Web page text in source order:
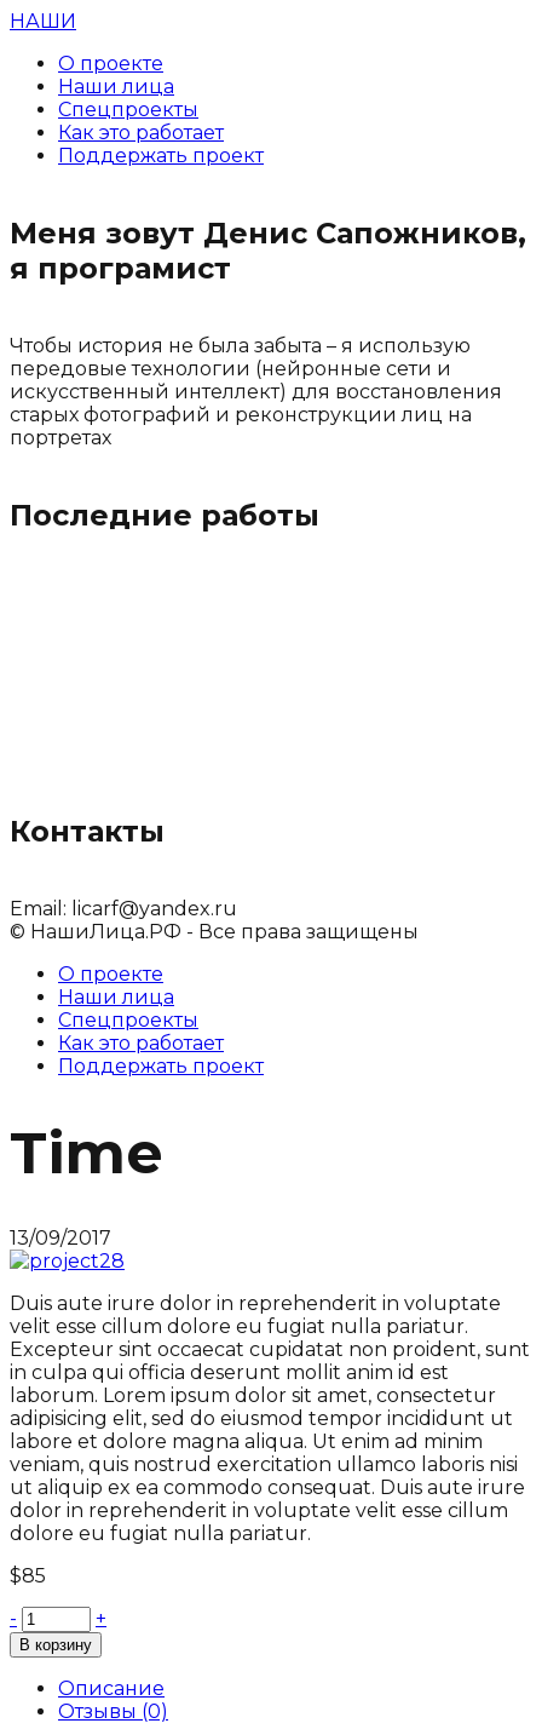
НАШИ
О проекте
Наши лица
Спецпроекты
Как это работает
Поддержать проект
Меня зовут Денис Сапожников,
я програмист
Чтобы история не была забыта – я использую
передовые технологии (нейронные сети и
искусственный интеллект) для восстановления
старых фотографий и реконструкции лиц на
портретах
Последние работы
Контакты
Email: licarf@yandex.ru
© НашиЛица.РФ - Все права защищены
О проекте
Наши лица
Спецпроекты
Как это работает
Поддержать проект
Time
13/09/2017
Duis aute irure dolor in reprehenderit in voluptate
velit esse cillum dolore eu fugiat nulla pariatur.
Excepteur sint occaecat cupidatat non proident, sunt
in culpa qui officia deserunt mollit anim id est
laborum. Lorem ipsum dolor sit amet, consectetur
adipisicing elit, sed do eiusmod tempor incididunt ut
labore et dolore magna aliqua. Ut enim ad minim
veniam, quis nostrud exercitation ullamco laboris nisi
ut aliquip ex ea commodo consequat. Duis aute irure
dolor in reprehenderit in voluptate velit esse cillum
dolore eu fugiat nulla pariatur.
$85
-
+
В корзину
Описание
Отзывы (0)